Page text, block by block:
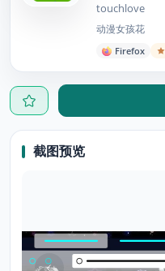
touchlove
动漫女孩花
Firefox
截图预览